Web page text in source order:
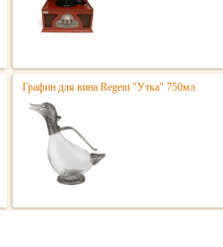
Графин для вина Regent "Утка" 750мл